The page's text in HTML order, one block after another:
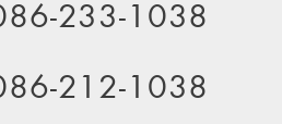
233-1038
212-1038